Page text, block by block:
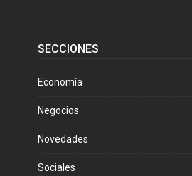
SECCIONES
Economía
Negocios
Novedades
Sociales